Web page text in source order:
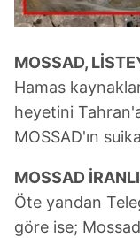
MOSSAD,
Hamas
heyetini
MOSSAD'ın
MOSSAD
Öte yandan
göre ise;